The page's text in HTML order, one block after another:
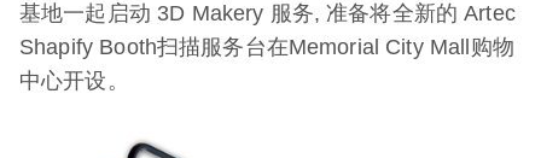
基地一起启动 3D Makery 服务, 准备将全新的 Artec
Shapify Booth扫描服务台在Memorial City Mall购物
中心开设。